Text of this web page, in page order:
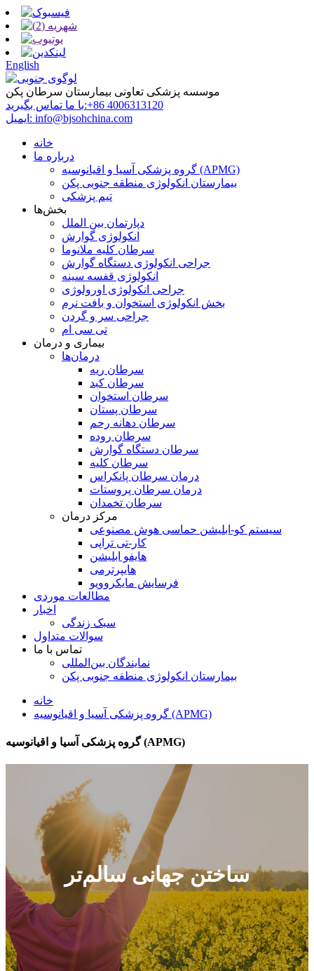
English
موسسه پزشکی تعاونی بیمارستان سرطان پکن
با ما تماس بگیرید:‎+86 4006313120‎
ایمیل: info@bjsohchina.com
خانه
درباره ما
گروه پزشکی آسیا و اقیانوسیه (APMG)
بیمارستان انکولوژی منطقه جنوبی پکن
تیم پزشکی
بخش‌ها
دپارتمان بین الملل
انکولوژی گوارش
سرطان کلیه ملانوما
جراحی انکولوژی دستگاه گوارش
انکولوژی قفسه سینه
جراحی انکولوژی اورولوژی
بخش انکولوژی استخوان و بافت نرم
جراحی سر و گردن
تی سی ام
بیماری و درمان
درمان‌ها
سرطان ریه
سرطان کبد
سرطان استخوان
سرطان پستان
سرطان دهانه رحم
سرطان روده
سرطان دستگاه گوارش
سرطان کلیه
درمان سرطان پانکراس
درمان سرطان پروستات
سرطان تخمدان
مرکز درمان
سیستم کو-ابلیشن حماسی هوش مصنوعی
کار-تی تراپی
هایفو ابلیشن
هایپرترمی
فرسایش مایکروویو
مطالعات موردی
اخبار
سبک زندگی
سوالات متداول
تماس با ما
نمایندگان بین‌المللی
بیمارستان انکولوژی منطقه جنوبی پکن
خانه
گروه پزشکی آسیا و اقیانوسیه (APMG)
گروه پزشکی آسیا و اقیانوسیه (APMG)
ساختن جهانی سالم‌تر